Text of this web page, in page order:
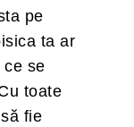
pe
ta ar
ce se
toate
fie